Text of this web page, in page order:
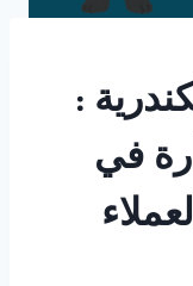
:
في